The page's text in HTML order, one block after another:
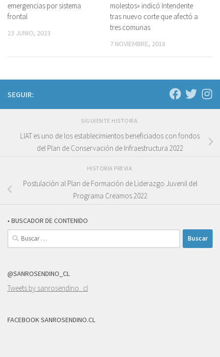
emergencias por sistema
frontal
23 JUNIO, 2023
molestos» indicó Intendente
tras nuevo corte que afectó a
tres comunas
7 NOVIEMBRE, 2018
SEGUIR:
SIGUIENTE HISTORIA
LIAT es uno de los establecimientos beneficiados con fondos
del Plan de Conservación de Infraestructura 2022
HISTORIA PREVIA
Postulación al Plan de Formación de Liderazgo Juvenil del
Programa Creamos 2022
• BUSCADOR DE CONTENIDO
Buscar:
@SANROSENDINO_CL
Tweets by sanrosendino_cl
FACEBOOK SANROSENDINO.CL